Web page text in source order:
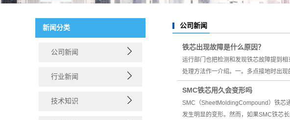
新闻分类
公司新闻
行业新闻
技术知识
公司新闻
铁芯出现故障是什么原因？
运行部门也把检测和发现铁芯故障提到
处理方法作一介绍。一。多点接地时出
SMC铁芯用久会变形吗
SMC（SheetMoldingCompound）铁芯
发生明显的变形。然而，如果SMC铁芯